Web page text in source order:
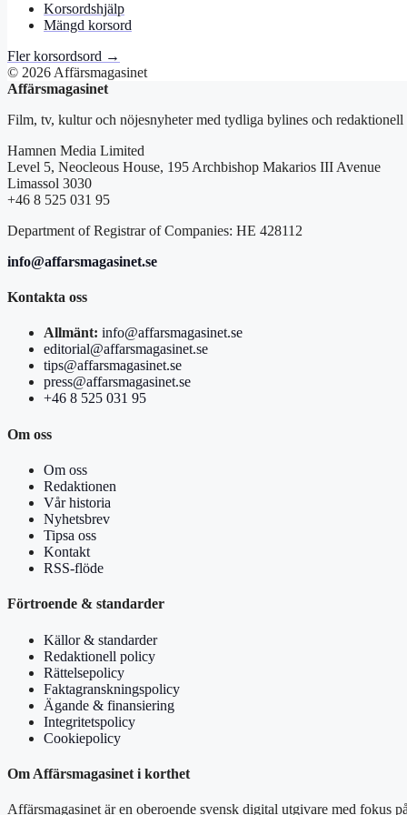
Korsordshjälp
Mängd korsord
Fler korsordsord →
© 2026 Affärsmagasinet
Affärsmagasinet
Film, tv, kultur och nöjesnyheter med tydliga bylines och redaktionell
Hamnen Media Limited
Level 5, Neocleous House, 195 Archbishop Makarios III Avenue
Limassol 3030
+46 8 525 031 95
Department of Registrar of Companies: HE 428112
info@affarsmagasinet.se
Kontakta oss
Allmänt: info@affarsmagasinet.se
editorial@affarsmagasinet.se
tips@affarsmagasinet.se
press@affarsmagasinet.se
+46 8 525 031 95
Om oss
Om oss
Redaktionen
Vår historia
Nyhetsbrev
Tipsa oss
Kontakt
RSS-flöde
Förtroende & standarder
Källor & standarder
Redaktionell policy
Rättelsepolicy
Faktagranskningspolicy
Ägande & finansiering
Integritetspolicy
Cookiepolicy
Om Affärsmagasinet i korthet
Affärsmagasinet är en oberoende svensk digital utgivare med fokus